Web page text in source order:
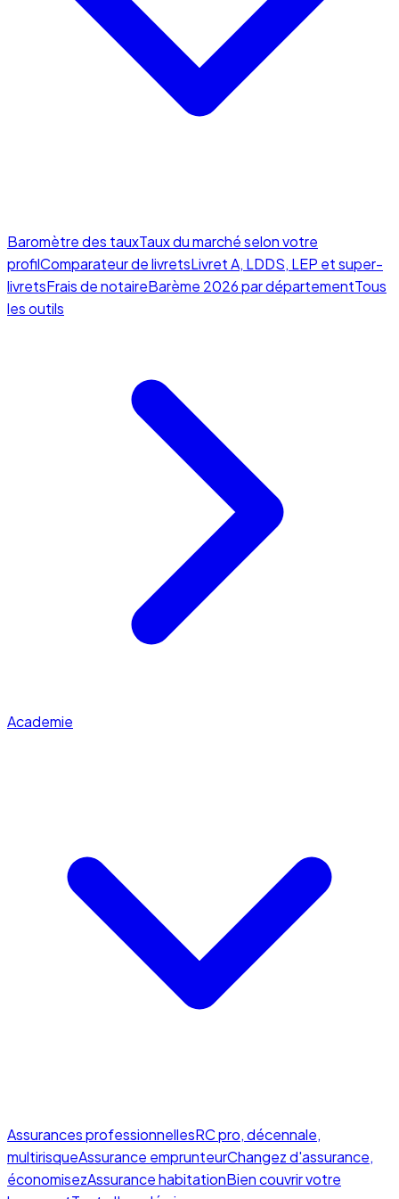
Baromètre des tauxTaux du marché selon votre
profilComparateur de livretsLivret A, LDDS, LEP et super-
livretsFrais de notaireBarème 2026 par départementTous
les outils
Academie
Assurances professionnellesRC pro, décennale,
multirisqueAssurance emprunteurChangez d'assurance,
économisezAssurance habitationBien couvrir votre